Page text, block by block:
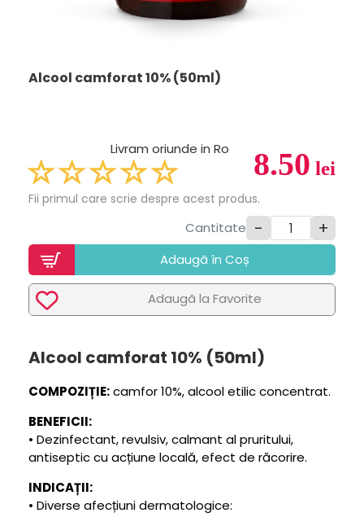
Alcool camforat 10% (50ml)
8.50 lei
Livram oriunde in Ro
Fii primul care scrie despre acest produs.
Cantitate - +
Adaugã în Coș
Adaugã la Favorite
Alcool camforat 10% (50ml)
COMPOZIȚIE:camfor 10%, alcool etilic concentrat.
BENEFICII:
• Dezinfectant, revulsiv, calmant al pruritului,
antiseptic cu acțiune locală, efect de răcorire.
INDICAȚII:
• Diverse afecțiuni dermatologice: